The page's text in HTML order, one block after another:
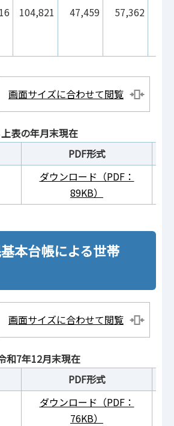
104,821 47,459 57,362
画面サイズに合わせて閲覧
表の年月末現在
PDF形式
ダウンロード（PDF：
89KB）
本台帳による世帯
画面サイズに合わせて閲覧
和7年12月末現在
PDF形式
ダウンロード（PDF：
76KB）